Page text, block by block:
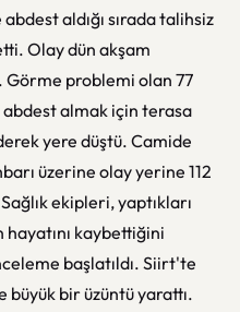
aldığı sırada talihsiz
Olay dün akşam
problemi olan 77
abdest almak için terasa
yere düştü. Camide
üzerine olay yerine 112
ekipleri, yaptıkları
kaybettiğini
başlatıldı. Siirt'te
büyük bir üzüntü yarattı.